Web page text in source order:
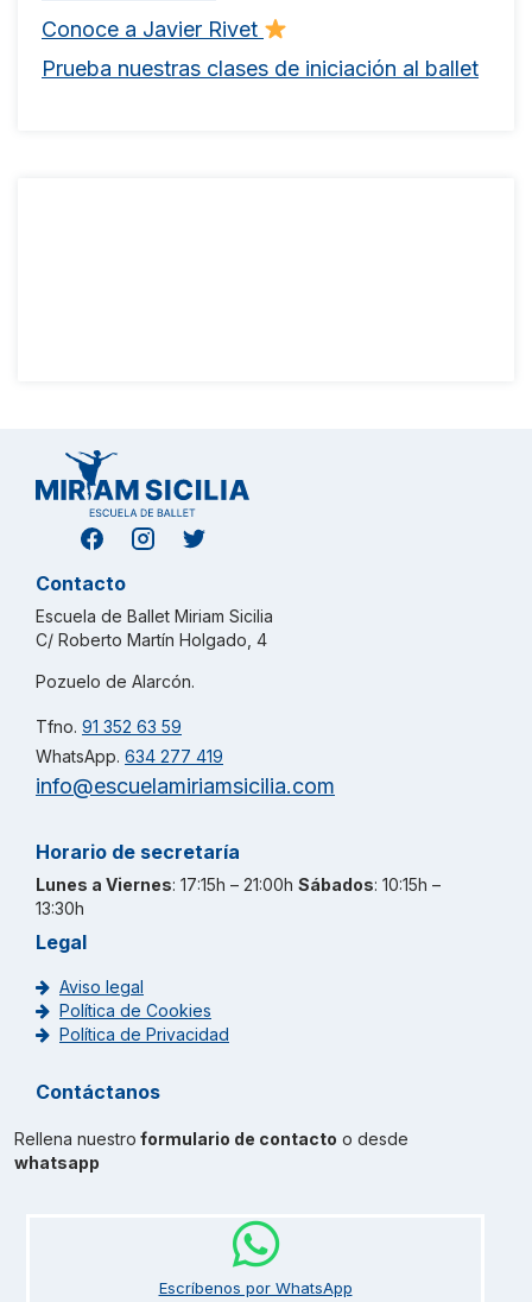
Conoce a Javier Rivet
Prueba nuestras clases de iniciación al ballet
Contacto
Escuela de Ballet Miriam Sicilia
C/ Roberto Martín Holgado, 4
Pozuelo de Alarcón.
Tfno. 91 352 63 59
WhatsApp. 634 277 419
info@escuelamiriamsicilia.com
Horario de secretaría
Lunes a Viernes: 17:15h – 21:00h Sábados: 10:15h –
13:30h
Legal
Aviso legal
Política de Cookies
Política de Privacidad
Contáctanos
Rellena nuestro formulario de contacto o desde
whatsapp
Escríbenos por WhatsApp